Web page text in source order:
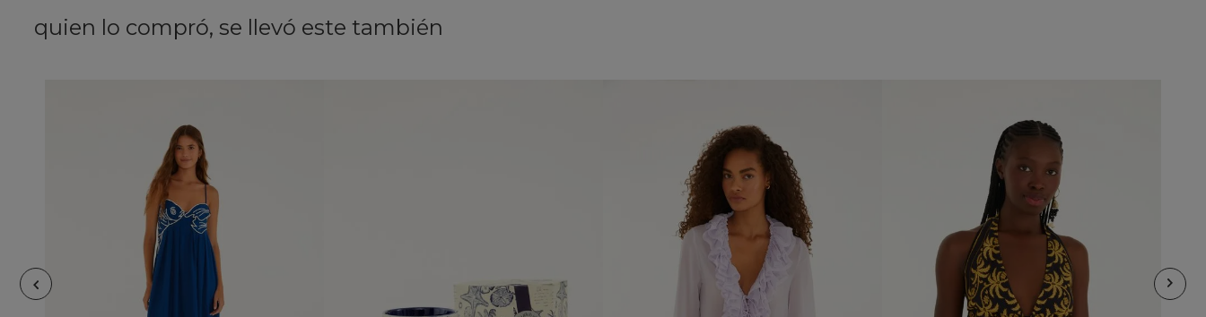
quien lo compró, se llevó este también